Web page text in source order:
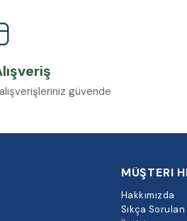
güvende
MÜŞTERI
Hakkımızda
Sıkça